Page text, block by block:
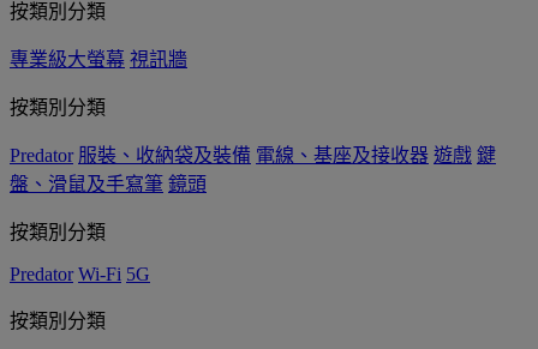
按類別分類
專業級大螢幕 視訊牆
按類別分類
Predator 服裝、收納袋及裝備 電線、基座及接收器 遊戲 鍵
盤、滑鼠及手寫筆 鏡頭
按類別分類
Predator Wi-Fi 5G
按類別分類